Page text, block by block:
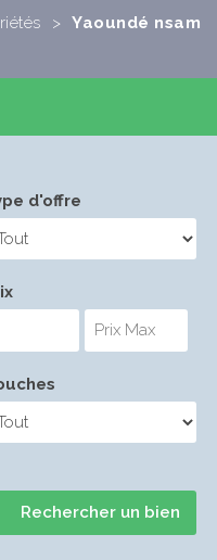
> Yaoundé nsam
d'offre